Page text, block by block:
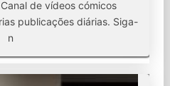
de vídeos cómicos
publicações diárias. Siga-
n